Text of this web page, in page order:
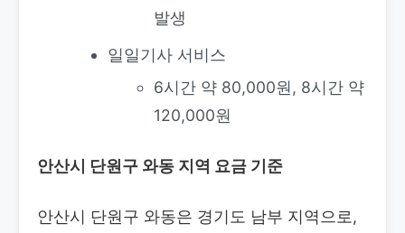
발생
일일기사 서비스
6시간 약 80,000원, 8시간 약
120,000원
안산시 단원구 와동 지역 요금 기준
안산시 단원구 와동은 경기도 남부 지역으로,